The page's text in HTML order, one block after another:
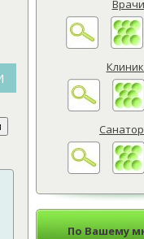
Врачи
По Вашему